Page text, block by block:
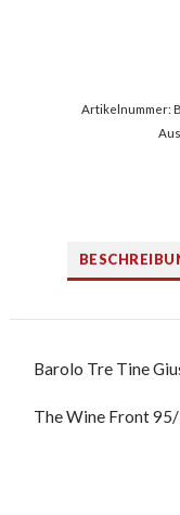
Artikelnummer:
Barolo Tre Tine
The Wine Front